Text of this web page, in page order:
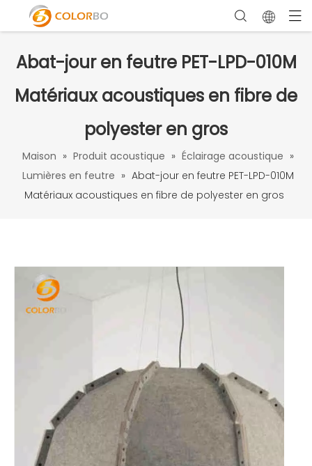
Abat-jour en feutre PET-LPD-010M
Matériaux acoustiques en fibre de
polyester en gros
Maison » Produit acoustique » Éclairage acoustique »
Lumières en feutre » Abat-jour en feutre PET-LPD-010M
Matériaux acoustiques en fibre de polyester en gros